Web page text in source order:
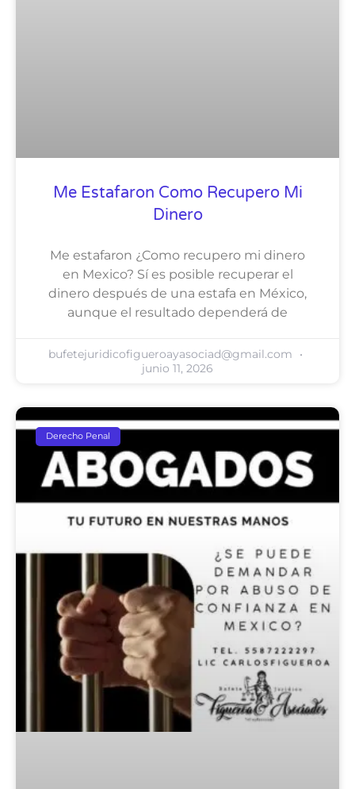
Me Estafaron Como Recupero Mi
Dinero
Me estafaron ¿Como recupero mi dinero
en Mexico? Sí es posible recuperar el
dinero después de una estafa en México,
aunque el resultado dependerá de
bufetejuridicofigueroayasociad@gmail.com
junio 11, 2026
Derecho Penal